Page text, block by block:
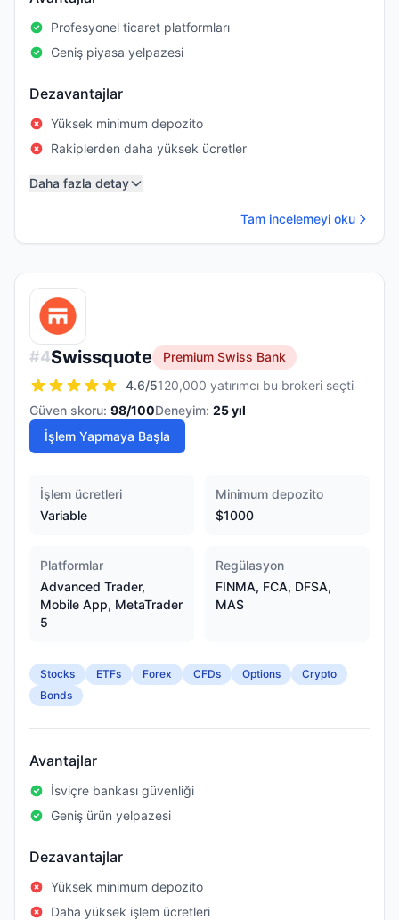
Profesyonel ticaret platformları
Geniş piyasa yelpazesi
Dezavantajlar
Yüksek minimum depozito
Rakiplerden daha yüksek ücretler
Daha fazla detay
Tam incelemeyi oku
#4Swissquote
Premium Swiss Bank
4.6/5120,000 yatırımcı bu brokeri seçti
Güven skoru: 98/100Deneyim: 25yıl
İşlem Yapmaya Başla
İşlem ücretleri
Variable
Minimum depozito
$1000
Platformlar
Advanced Trader,
Mobile App, MetaTrader
5
Regülasyon
FINMA, FCA, DFSA,
MAS
Stocks ETFs Forex CFDs Options
Crypto
Bonds
Avantajlar
İsviçre bankası güvenliği
Geniş ürün yelpazesi
Dezavantajlar
Yüksek minimum depozito
Daha yüksek işlem ücretleri